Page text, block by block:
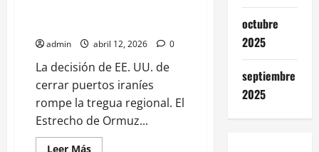
admin abril 12, 2026 0
La decisión de EE. UU. de
cerrar puertos iraníes
rompe la tregua regional. El
Estrecho de Ormuz...
Leer MásLeer
octubre
2025
septiembre
2025